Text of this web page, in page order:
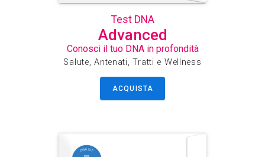
Test DNA
Advanced
Conosci il tuo DNA in profondità
Salute, Antenati, Tratti e Wellness
ACQUISTA